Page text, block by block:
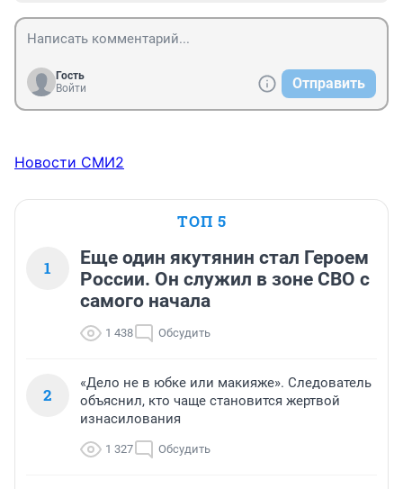
Гость
Войти
Отправить
Новости СМИ2
ТОП 5
1
Еще один якутянин стал Героем
России. Он служил в зоне СВО с
самого начала
1 438 Обсудить
2
«Дело не в юбке или макияже». Следователь
объяснил, кто чаще становится жертвой
изнасилования
1 327 Обсудить